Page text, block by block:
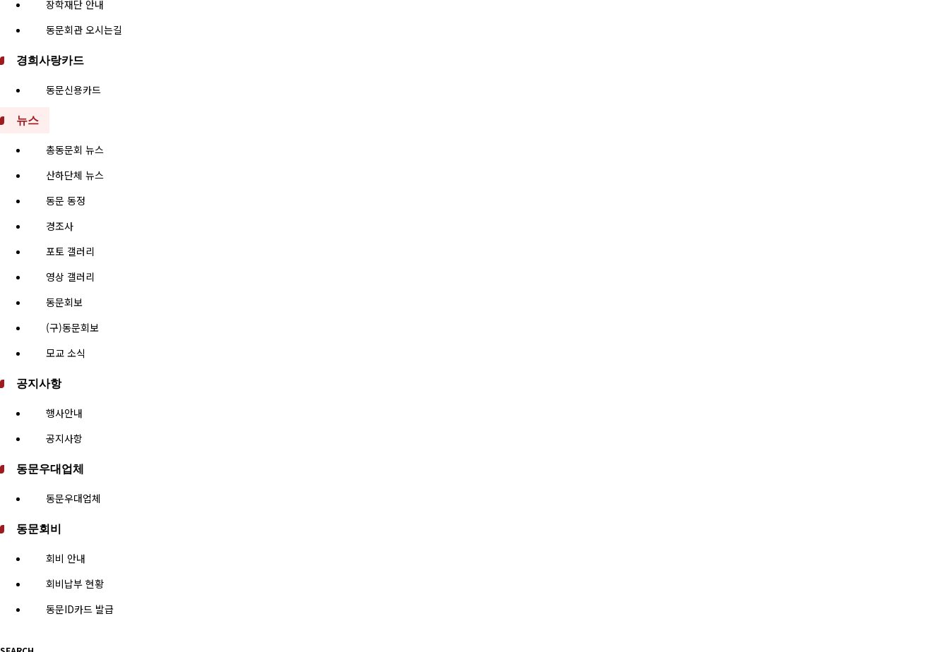
장학재단 안내
동문회관 오시는길
경희사랑카드
동문신용카드
뉴스
총동문회 뉴스
산하단체 뉴스
동문 동정
경조사
포토 갤러리
영상 갤러리
동문회보
(구)동문회보
모교 소식
공지사항
행사안내
공지사항
동문우대업체
동문우대업체
동문회비
회비 안내
회비납부 현황
동문ID카드 발급